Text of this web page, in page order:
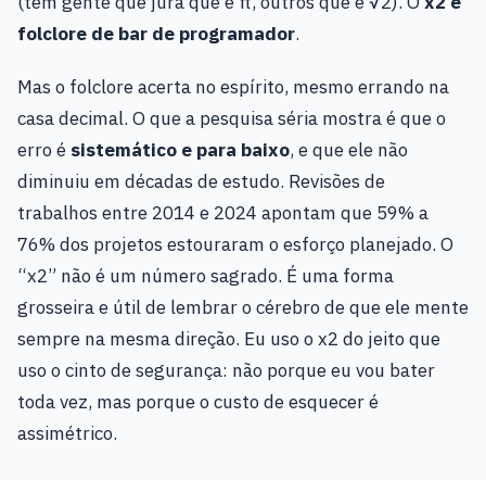
folclore de bar de programador.
Mas o folclore acerta no espírito, mesmo errando na
casa decimal. O que a pesquisa séria mostra é que o
erro é sistemático e para baixo, e que ele não
diminuiu em décadas de estudo. Revisões de
trabalhos entre 2014 e 2024 apontam que 59% a
76% dos projetos estouraram o esforço planejado. O
“x2” não é um número sagrado. É uma forma
grosseira e útil de lembrar o cérebro de que ele mente
sempre na mesma direção. Eu uso o x2 do jeito que
uso o cinto de segurança: não porque eu vou bater
toda vez, mas porque o custo de esquecer é
assimétrico.